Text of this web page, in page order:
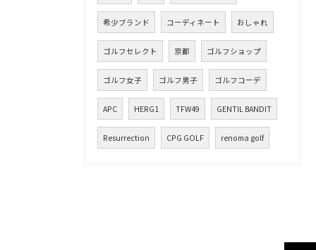
希少ブランド コーディネート おしゃれ
ゴルフセレクト 京都 ゴルフショップ
ゴルフ女子 ゴルフ男子 ゴルフコーデ
APC HERG1 TFW49 GENTIL BANDIT
Resurrection CPG GOLF renoma golf